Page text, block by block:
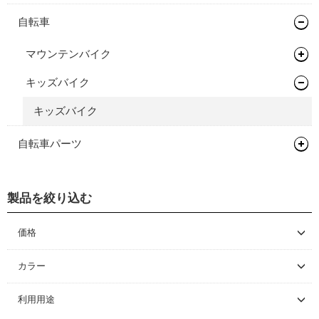
自転車
マウンテンバイク
フレーム
キッズバイク
キッズバイク
自転車パーツ
サドル
ハンドル/ステム
フラットバー
ステム
ペダル
フラットペダル
タイヤ/チューブ/シーラント
製品を絞り込む
価格
～ \5,000
\5,001 ～ 10,000
\10,001 ～ 20,000
カラー
利用用途